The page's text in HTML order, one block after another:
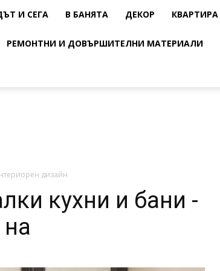
И СЕГА В БАНЯТА ДЕКОР КВАРТИРА
РЕМОНТНИ И ДОВЪРШИТЕЛНИ МАТЕРИАЛИ
дизайн
кухни и бани -